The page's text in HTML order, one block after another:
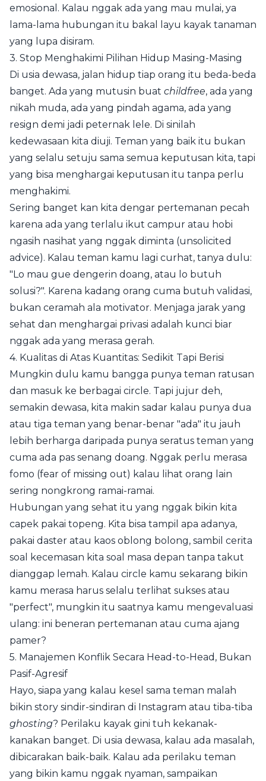
emosional. Kalau nggak ada yang mau mulai, ya
lama-lama hubungan itu bakal layu kayak tanaman
yang lupa disiram.
3. Stop Menghakimi Pilihan Hidup Masing-Masing
Di usia dewasa, jalan hidup tiap orang itu beda-beda
banget. Ada yang mutusin buat childfree, ada yang
nikah muda, ada yang pindah agama, ada yang
resign demi jadi peternak lele. Di sinilah
kedewasaan kita diuji. Teman yang baik itu bukan
yang selalu setuju sama semua keputusan kita, tapi
yang bisa menghargai keputusan itu tanpa perlu
menghakimi.
Sering banget kan kita dengar pertemanan pecah
karena ada yang terlalu ikut campur atau hobi
ngasih nasihat yang nggak diminta (unsolicited
advice). Kalau teman kamu lagi curhat, tanya dulu:
"Lo mau gue dengerin doang, atau lo butuh
solusi?". Karena kadang orang cuma butuh validasi,
bukan ceramah ala motivator. Menjaga jarak yang
sehat dan menghargai privasi adalah kunci biar
nggak ada yang merasa gerah.
4. Kualitas di Atas Kuantitas: Sedikit Tapi Berisi
Mungkin dulu kamu bangga punya teman ratusan
dan masuk ke berbagai circle. Tapi jujur deh,
semakin dewasa, kita makin sadar kalau punya dua
atau tiga teman yang benar-benar "ada" itu jauh
lebih berharga daripada punya seratus teman yang
cuma ada pas senang doang. Nggak perlu merasa
fomo (fear of missing out) kalau lihat orang lain
sering nongkrong ramai-ramai.
Hubungan yang sehat itu yang nggak bikin kita
capek pakai topeng. Kita bisa tampil apa adanya,
pakai daster atau kaos oblong bolong, sambil cerita
soal kecemasan kita soal masa depan tanpa takut
dianggap lemah. Kalau circle kamu sekarang bikin
kamu merasa harus selalu terlihat sukses atau
"perfect", mungkin itu saatnya kamu mengevaluasi
ulang: ini beneran pertemanan atau cuma ajang
pamer?
5. Manajemen Konflik Secara Head-to-Head, Bukan
Pasif-Agresif
Hayo, siapa yang kalau kesel sama teman malah
bikin story sindir-sindiran di Instagram atau tiba-tiba
ghosting? Perilaku kayak gini tuh kekanak-
kanakan banget. Di usia dewasa, kalau ada masalah,
dibicarakan baik-baik. Kalau ada perilaku teman
yang bikin kamu nggak nyaman, sampaikan